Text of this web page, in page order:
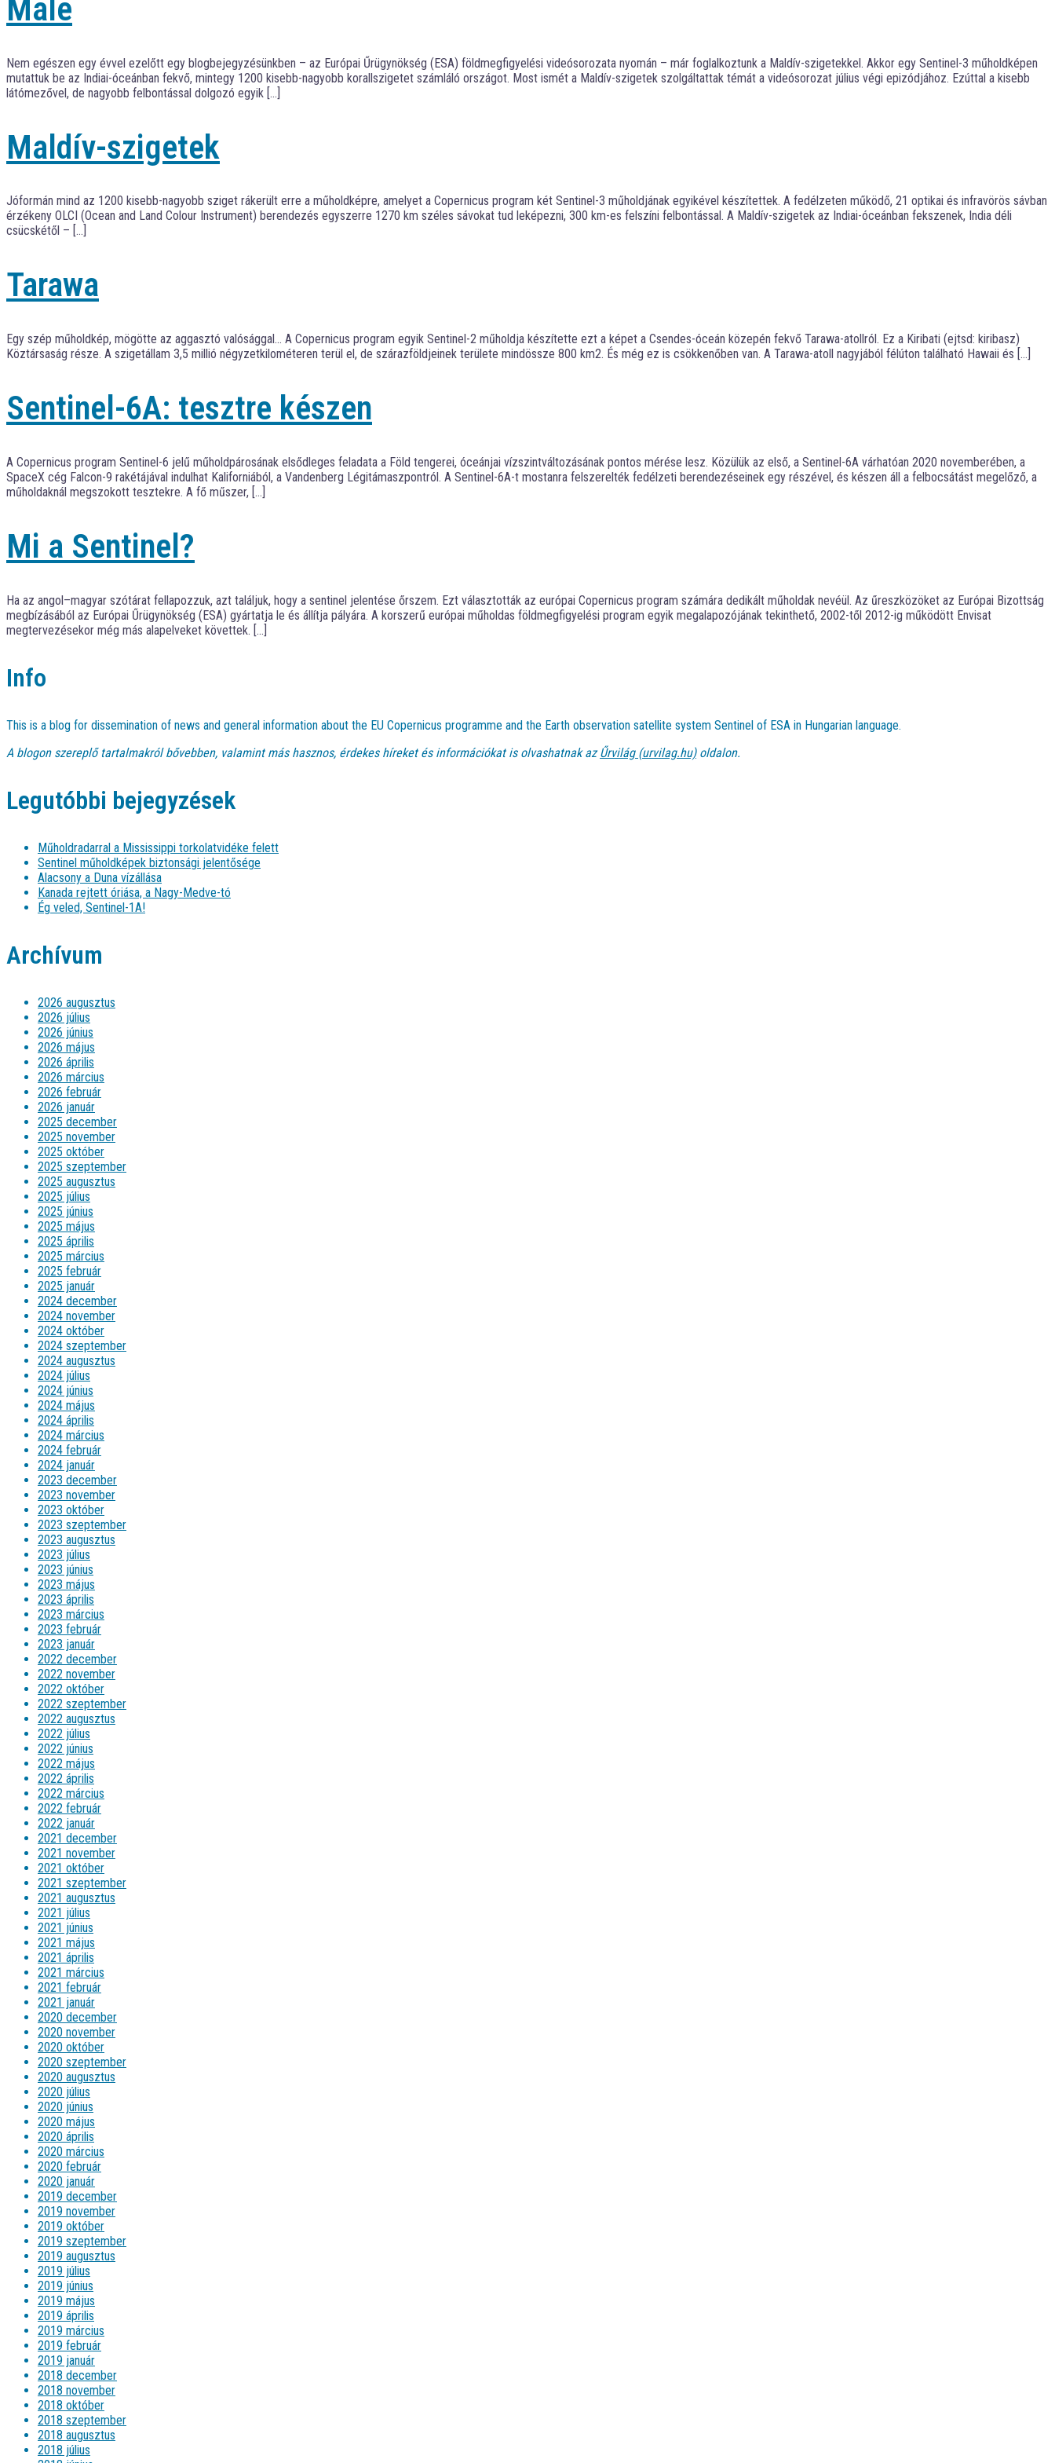
Malé
Nem egészen egy évvel ezelőtt egy blogbejegyzésünkben – az Európai Űrügynökség (ESA) földmegfigyelési videósorozata nyomán – már foglalkoztunk a Maldív-szigetekkel. Akkor egy Sentinel-3 műholdképen
mutattuk be az Indiai-óceánban fekvő, mintegy 1200 kisebb-nagyobb korallszigetet számláló országot. Most ismét a Maldív-szigetek szolgáltattak témát a videósorozat július végi epizódjához. Ezúttal a kisebb
látómezővel, de nagyobb felbontással dolgozó egyik […]
Maldív-szigetek
Jóformán mind az 1200 kisebb-nagyobb sziget rákerült erre a műholdképre, amelyet a Copernicus program két Sentinel-3 műholdjának egyikével készítettek. A fedélzeten működő, 21 optikai és infravörös sávban
érzékeny OLCI (Ocean and Land Colour Instrument) berendezés egyszerre 1270 km széles sávokat tud leképezni, 300 km-es felszíni felbontással. A Maldív-szigetek az Indiai-óceánban fekszenek, India déli
csücskétől – […]
Tarawa
Egy szép műholdkép, mögötte az aggasztó valósággal… A Copernicus program egyik Sentinel-2 műholdja készítette ezt a képet a Csendes-óceán közepén fekvő Tarawa-atollról. Ez a Kiribati (ejtsd: kiribasz)
Köztársaság része. A szigetállam 3,5 millió négyzetkilométeren terül el, de szárazföldjeinek területe mindössze 800 km2. És még ez is csökkenőben van. A Tarawa-atoll nagyjából félúton található Hawaii és […]
Sentinel-6A: tesztre készen
A Copernicus program Sentinel-6 jelű műholdpárosának elsődleges feladata a Föld tengerei, óceánjai vízszintváltozásának pontos mérése lesz. Közülük az első, a Sentinel-6A várhatóan 2020 novemberében, a
SpaceX cég Falcon-9 rakétájával indulhat Kaliforniából, a Vandenberg Légitámaszpontról. A Sentinel-6A-t mostanra felszerelték fedélzeti berendezéseinek egy részével, és készen áll a felbocsátást megelőző, a
műholdaknál megszokott tesztekre. A fő műszer, […]
Mi a Sentinel?
Ha az angol–magyar szótárat fellapozzuk, azt találjuk, hogy a sentinel jelentése őrszem. Ezt választották az európai Copernicus program számára dedikált műholdak nevéül. Az űreszközöket az Európai Bizottság
megbízásából az Európai Űrügynökség (ESA) gyártatja le és állítja pályára. A korszerű európai műholdas földmegfigyelési program egyik megalapozójának tekinthető, 2002-től 2012-ig működött Envisat
megtervezésekor még más alapelveket követtek. […]
Info
This is a blog for dissemination of news and general information about the EU Copernicus programme and the Earth observation satellite system Sentinel of ESA in Hungarian language.
A blogon szereplő tartalmakról bővebben, valamint más hasznos, érdekes híreket és információkat is olvashatnak azŰrvilág (urvilag.hu)oldalon.
Legutóbbi bejegyzések
Műholdradarral a Mississippi torkolatvidéke felett
Sentinel műholdképek biztonsági jelentősége
Alacsony a Duna vízállása
Kanada rejtett óriása, a Nagy-Medve-tó
Ég veled, Sentinel-1A!
Archívum
2026 augusztus
2026 július
2026 június
2026 május
2026 április
2026 március
2026 február
2026 január
2025 december
2025 november
2025 október
2025 szeptember
2025 augusztus
2025 július
2025 június
2025 május
2025 április
2025 március
2025 február
2025 január
2024 december
2024 november
2024 október
2024 szeptember
2024 augusztus
2024 július
2024 június
2024 május
2024 április
2024 március
2024 február
2024 január
2023 december
2023 november
2023 október
2023 szeptember
2023 augusztus
2023 július
2023 június
2023 május
2023 április
2023 március
2023 február
2023 január
2022 december
2022 november
2022 október
2022 szeptember
2022 augusztus
2022 július
2022 június
2022 május
2022 április
2022 március
2022 február
2022 január
2021 december
2021 november
2021 október
2021 szeptember
2021 augusztus
2021 július
2021 június
2021 május
2021 április
2021 március
2021 február
2021 január
2020 december
2020 november
2020 október
2020 szeptember
2020 augusztus
2020 július
2020 június
2020 május
2020 április
2020 március
2020 február
2020 január
2019 december
2019 november
2019 október
2019 szeptember
2019 augusztus
2019 július
2019 június
2019 május
2019 április
2019 március
2019 február
2019 január
2018 december
2018 november
2018 október
2018 szeptember
2018 augusztus
2018 július